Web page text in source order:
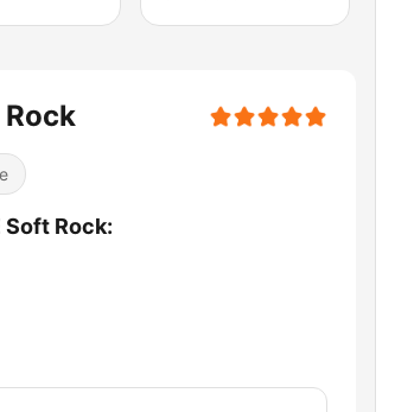
Rock
Soft Rock: